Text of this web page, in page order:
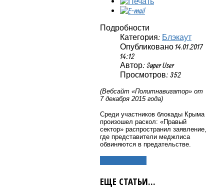
Подробности
Категория: Блэкаут
Опубликовано 14.01.2017
14:12
Автор: Super User
Просмотров: 352
(Вебсайт «Политнавигатор» от
7 декабря 2015 года)
Среди участников блокады Крыма
произошел раскол: «Правый
сектор» распространил заявление,
где представители меджлиса
обвиняются в предательстве.
ЕЩЕ СТАТЬИ...